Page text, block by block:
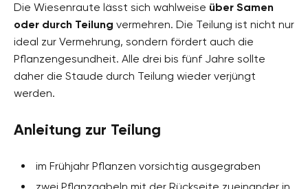
Die Wiesenraute lässt sich wahlweise über Samen
oder durch Teilung vermehren. Die Teilung ist nicht nur
ideal zur Vermehrung, sondern fördert auch die
Pflanzengesundheit. Alle drei bis fünf Jahre sollte
daher die Staude durch Teilung wieder verjüngt
werden.
Anleitung zur Teilung
im Frühjahr Pflanzen vorsichtig ausgegraben